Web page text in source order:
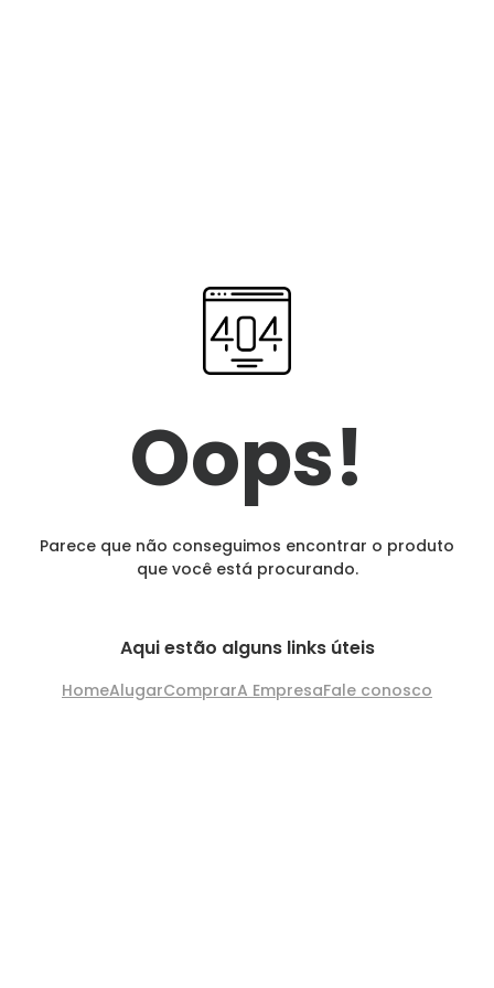
Oops!
Parece que não conseguimos encontrar o produto
que você está procurando.
Aqui estão alguns links úteis
HomeAlugarComprarA EmpresaFale conosco